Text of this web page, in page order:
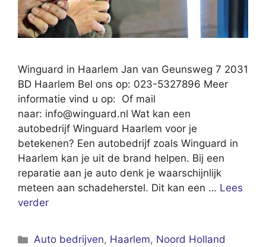
Winguard in Haarlem Jan van Geunsweg 7 2031
BD Haarlem Bel ons op: 023-5327896 Meer
informatie vind u op: Of mail
naar: info@winguard.nl Wat kan een
autobedrijf Winguard Haarlem voor je
betekenen? Een autobedrijf zoals Winguard in
Haarlem kan je uit de brand helpen. Bij een
reparatie aan je auto denk je waarschijnlijk
meteen aan schadeherstel. Dit kan een … Lees
verder
Categorieën
Auto bedrijven, Haarlem, Noord Holland